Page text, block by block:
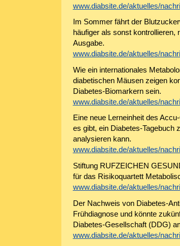
www.diabsite.de/aktuelles/
Im Sommer fährt der
häufiger als sonst kontrollieren,
Ausgabe.
www.diabsite.de/aktuelles/
Wie ein internationales
diabetischen Mäusen zeigen
Diabetes-Biomarkern sein.
www.diabsite.de/aktuelles/
Eine neue Lerneinheit des
es gibt, ein Diabetes-Tagebuch
analysieren kann.
www.diabsite.de/aktuelles/
Stiftung RUFZEICHEN
für das Risikoquartett
www.diabsite.de/aktuelles/
Der Nachweis von Diabetes-
Frühdiagnose und könnte
Diabetes-Gesellschaft (DDG)
www.diabsite.de/aktuelles/